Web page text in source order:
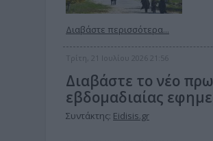
Διαβάστε περισσότερα...
Τρίτη, 21 Ιουλίου 2026 21:56
Διαβάστε το νέο
εβδομαδιαίας
Συντάκτης: Eidisis.gr